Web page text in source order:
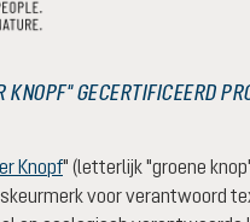
KNOPF" GECERTIFICEERD
Knopf" (letterlijk "groene
voor verantwoord